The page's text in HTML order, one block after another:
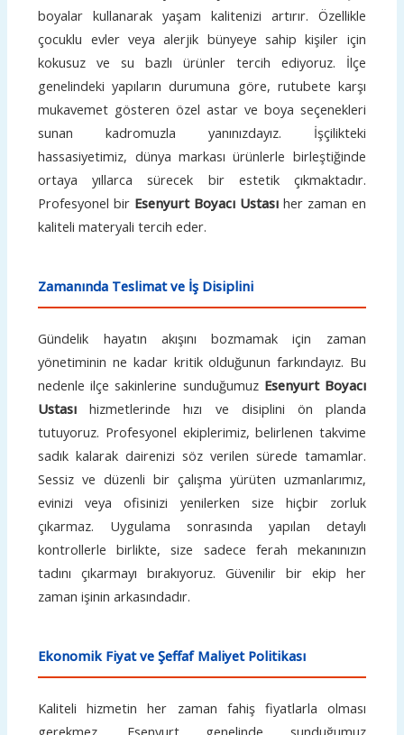
boyalar kullanarak yaşam kalitenizi artırır. Özellikle
çocuklu evler veya alerjik bünyeye sahip kişiler için
kokusuz ve su bazlı ürünler tercih ediyoruz. İlçe
genelindeki yapıların durumuna göre, rutubete karşı
mukavemet gösteren özel astar ve boya seçenekleri
sunan kadromuzla yanınızdayız. İşçilikteki
hassasiyetimiz, dünya markası ürünlerle birleştiğinde
ortaya yıllarca sürecek bir estetik çıkmaktadır.
Profesyonel bir Esenyurt Boyacı Ustasıher zaman en
kaliteli materyali tercih eder.
Zamanında Teslimat ve İş Disiplini
Gündelik hayatın akışını bozmamak için zaman
yönetiminin ne kadar kritik olduğunun farkındayız. Bu
nedenle ilçe sakinlerine sunduğumuz Esenyurt Boyacı
Ustası hizmetlerinde hızı ve disiplini ön planda
tutuyoruz. Profesyonel ekiplerimiz, belirlenen takvime
sadık kalarak dairenizi söz verilen sürede tamamlar.
Sessiz ve düzenli bir çalışma yürüten uzmanlarımız,
evinizi veya ofisinizi yenilerken size hiçbir zorluk
çıkarmaz. Uygulama sonrasında yapılan detaylı
kontrollerle birlikte, size sadece ferah mekanınızın
tadını çıkarmayı bırakıyoruz. Güvenilir bir ekip her
zaman işinin arkasındadır.
Ekonomik Fiyat ve Şeffaf Maliyet Politikası
Kaliteli hizmetin her zaman fahiş fiyatlarla olması
gerekmez. Esenyurt genelinde sunduğumuz